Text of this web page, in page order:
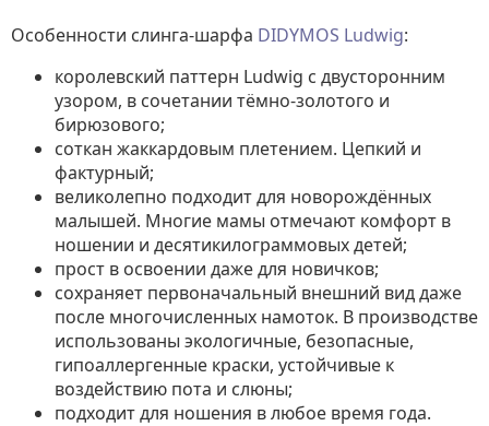
Особенности слинга-шарфа DIDYMOS Ludwig:
королевский паттерн Ludwig с двусторонним
узором, в сочетании тёмно-золотого и
бирюзового;
соткан жаккардовым плетением. Цепкий и
фактурный;
великолепно подходит для новорождённых
малышей. Многие мамы отмечают комфорт в
ношении и десятикилограммовых детей;
прост в освоении даже для новичков;
сохраняет первоначальный внешний вид даже
после многочисленных намоток. В производстве
использованы экологичные, безопасные,
гипоаллергенные краски, устойчивые к
воздействию пота и слюны;
подходит для ношения в любое время года.